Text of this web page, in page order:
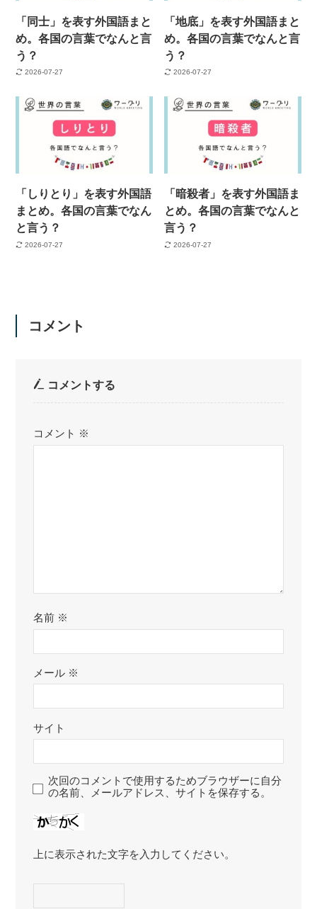
「同士」を表す外国語まと
め。各国の言葉でなんと言
う？
2026-07-27
「地底」を表す外国語まと
め。各国の言葉でなんと言
う？
2026-07-27
「しりとり」を表す外国語
まとめ。各国の言葉でなん
と言う？
2026-07-27
「暗殺者」を表す外国語ま
とめ。各国の言葉でなんと
言う？
2026-07-27
コメント
コメントする
コメント ※
名前 ※
メール ※
サイト
次回のコメントで使用するためブラウザーに自分
の名前、メールアドレス、サイトを保存する。
上に表示された文字を入力してください。